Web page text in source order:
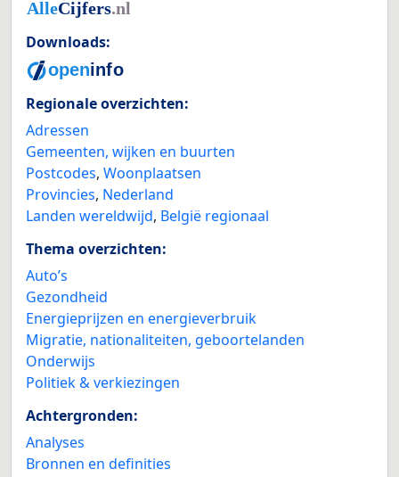
Downloads:
Regionale overzichten:
Adressen
Gemeenten, wijken en buurten
Postcodes, Woonplaatsen
Provincies, Nederland
Landen wereldwijd, België regionaal
Thema overzichten:
Auto’s
Gezondheid
Energieprijzen en energieverbruik
Migratie, nationaliteiten, geboortelanden
Onderwijs
Politiek & verkiezingen
Achtergronden:
Analyses
Bronnen en definities